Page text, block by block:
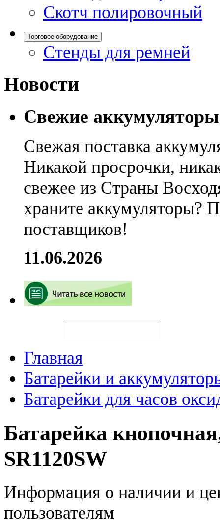
Скотч полировочный
Торговое оборудование
Стенды для ремней
Новости
Свежие
Свежая поставка
Никакой просрочки,
свежее из Страны
храните аккумуляторы?
поставщиков!
11.06.2026
Главная
Батарейки и
Батарейки для часов
Батарейка
SR1120SW
Информация о наличии и
пользователям